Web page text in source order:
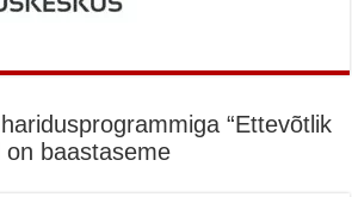
“Ettevõtlik
on baastaseme